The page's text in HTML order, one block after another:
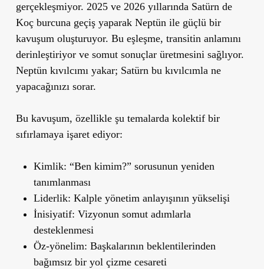
gerçekleşmiyor. 2025 ve 2026 yıllarında Satürn de
Koç burcuna geçiş yaparak Neptün ile güçlü bir
kavuşum oluşturuyor. Bu eşleşme, transitin anlamını
derinleştiriyor ve somut sonuçlar üretmesini sağlıyor.
Neptün kıvılcımı yakar; Satürn bu kıvılcımla ne
yapacağınızı sorar.
Bu kavuşum, özellikle şu temalarda kolektif bir
sıfırlamaya işaret ediyor:
Kimlik: “Ben kimim?” sorusunun yeniden
tanımlanması
Liderlik: Kalple yönetim anlayışının yükselişi
İnisiyatif: Vizyonun somut adımlarla
desteklenmesi
Öz-yönelim: Başkalarının beklentilerinden
bağımsız bir yol çizme cesareti